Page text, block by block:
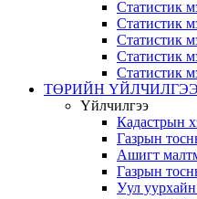
Статистик
Статистик
Статистик
Статистик
Статистик
ТӨРИЙН ҮЙЛЧИЛГЭЭ
Үйлчилгээ
Кадастрын
Газрын
Ашигт
Газрын
Уул уурхайн